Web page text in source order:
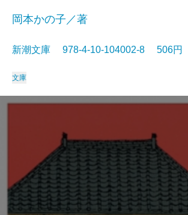
岡本かの子／著
新潮文庫 978-4-10-104002-8 506円
文庫